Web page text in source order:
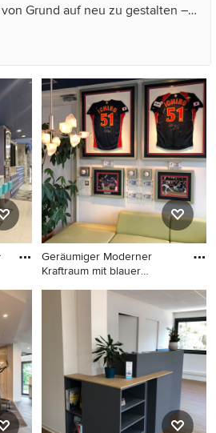
Grund auf neu zu gestalten –
unter anderem von
Sie sich Fotos in vielen
Stilen an – wenn Sie ein
haben, das Sie inspiriert,
einem Ideenbuch oder
dessen Design-Ideen Sie
vorstellen können. Entdecken
schöne Fitnessraum-Ideen und
Houzz die beste Erfahrung
Renovierung oder das Einrichten
geht.
Geräumiger Moderner
Kraftraum mit blauer
Geräumiger Moderner
Kraftraum mit blauer
Wandfarbe und weißem
Boden in Tokio